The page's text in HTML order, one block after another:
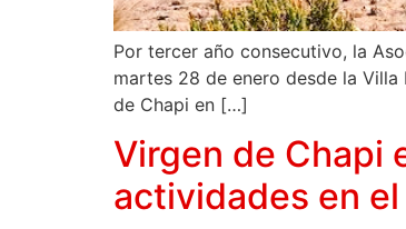
Por tercer año consecutivo, la
martes 28 de enero desde la
de Chapi en […]
Virgen de Chapi
actividades en